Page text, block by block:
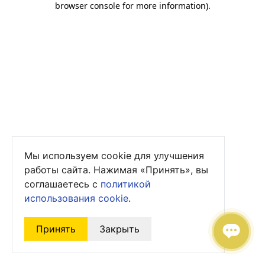
browser console for more information).
Мы используем cookie для улучшения
работы сайта. Нажимая «Принять», вы
соглашаетесь с политикой
использования cookie.
Принять Закрыть